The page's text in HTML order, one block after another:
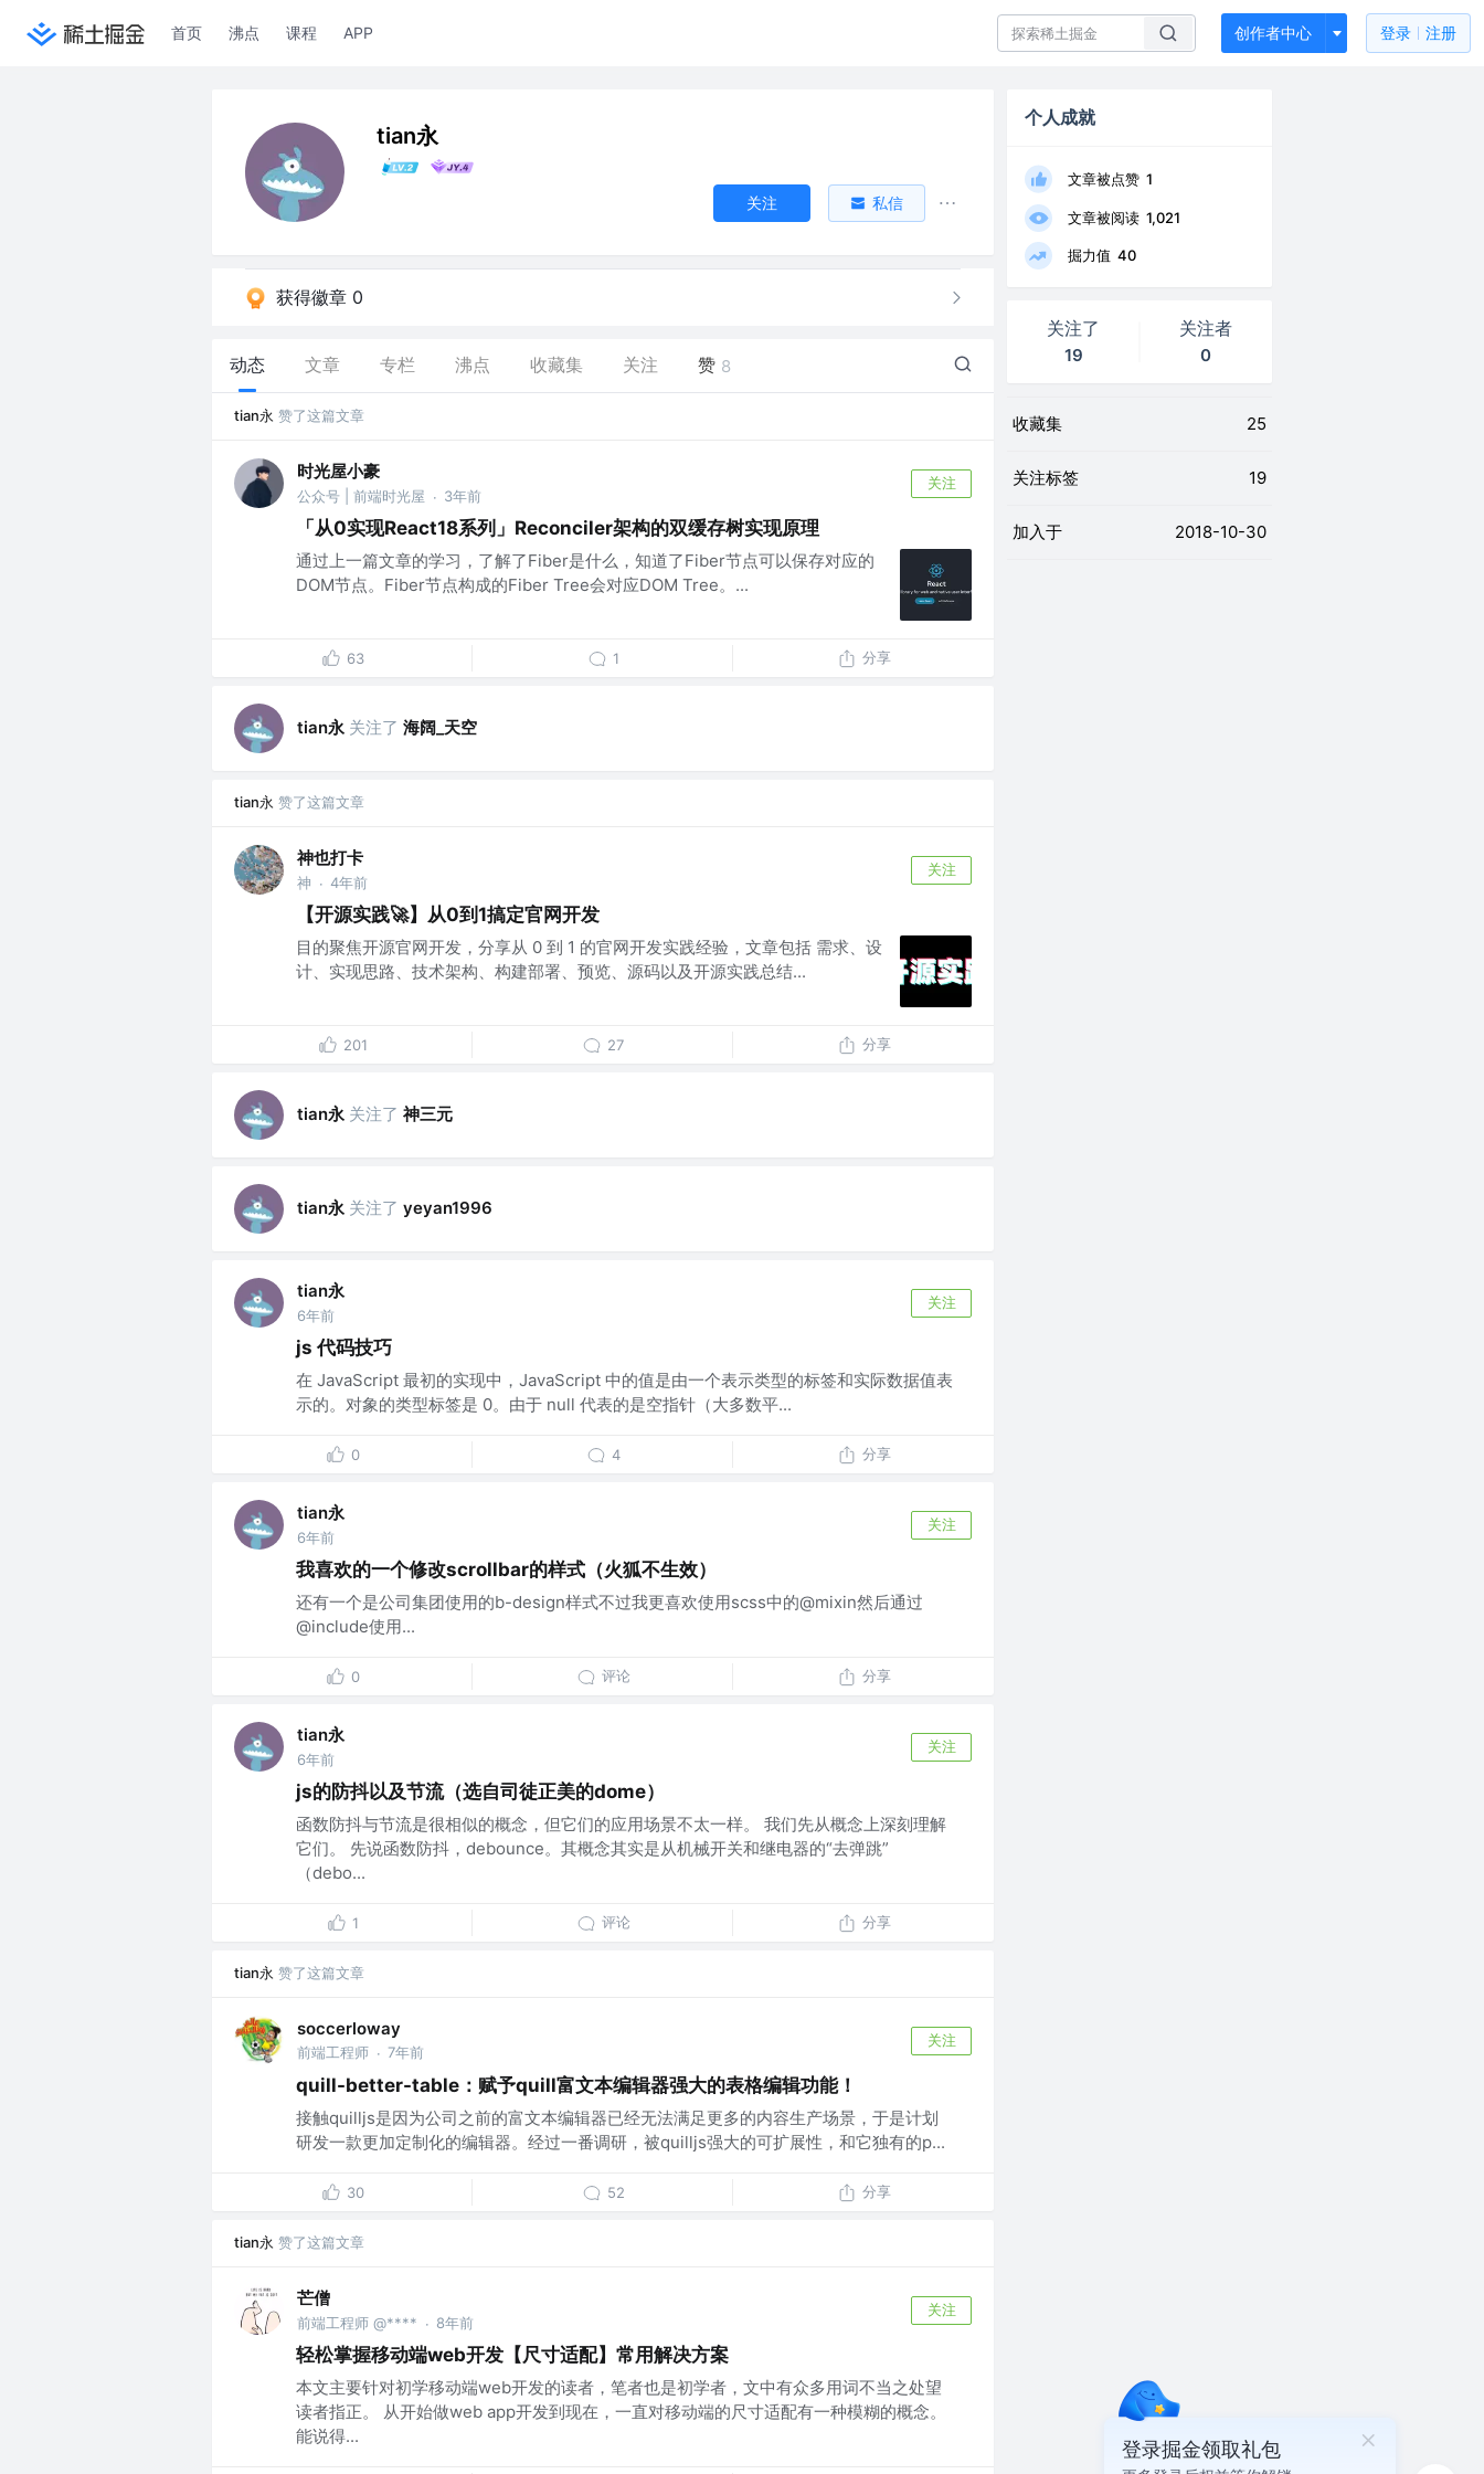
首页 沸点 课程 APP 创作者中心 登录 注册
tian永
关注 私信
获得徽章 0
动态 文章 专栏 沸点 收藏集 关注 赞 8
tian永 赞了这篇文章
时光屋小豪
公众号 | 前端时光屋 · 3年前
关注
「从0实现React18系列」Reconciler架构的双缓存树实现原理
通过上一篇文章的学习，了解了Fiber是什么，知道了Fiber节点可以保存对应的
DOM节点。Fiber节点构成的Fiber Tree会对应DOM Tree。...
63 1 分享
tian永 关注了 海阔_天空
tian永 赞了这篇文章
神也打卡
神 · 4年前
关注
【开源实践🚀】从0到1搞定官网开发
目的聚焦开源官网开发，分享从 0 到 1 的官网开发实践经验，文章包括 需求、设
计、实现思路、技术架构、构建部署、预览、源码以及开源实践总结...
201 27 分享
tian永 关注了 神三元
tian永 关注了 yeyan1996
tian永
6年前
关注
js 代码技巧
在 JavaScript 最初的实现中，JavaScript 中的值是由一个表示类型的标签和实际数据值表
示的。对象的类型标签是 0。由于 null 代表的是空指针（大多数平...
0 4 分享
tian永
6年前
关注
我喜欢的一个修改scrollbar的样式（火狐不生效）
还有一个是公司集团使用的b-design样式不过我更喜欢使用scss中的@mixin然后通过
@include使用...
0 评论 分享
tian永
6年前
关注
js的防抖以及节流（选自司徒正美的dome）
函数防抖与节流是很相似的概念，但它们的应用场景不太一样。 我们先从概念上深刻理解
它们。 先说函数防抖，debounce。其概念其实是从机械开关和继电器的“去弹跳”
（debo...
1 评论 分享
tian永 赞了这篇文章
soccerloway
前端工程师 · 7年前
关注
quill-better-table：赋予quill富文本编辑器强大的表格编辑功能！
接触quilljs是因为公司之前的富文本编辑器已经无法满足更多的内容生产场景，于是计划
研发一款更加定制化的编辑器。经过一番调研，被quilljs强大的可扩展性，和它独有的p...
30 52 分享
tian永 赞了这篇文章
芒僧
前端工程师 @**** · 8年前
关注
轻松掌握移动端web开发【尺寸适配】常用解决方案
本文主要针对初学移动端web开发的读者，笔者也是初学者，文中有众多用词不当之处望
读者指正。 从开始做web app开发到现在，一直对移动端的尺寸适配有一种模糊的概念。
能说得...
个人成就
文章被点赞 1
文章被阅读 1,021
掘力值 40
关注了
19
关注者
0
收藏集 25
关注标签 19
加入于 2018-10-30
登录掘金领取礼包